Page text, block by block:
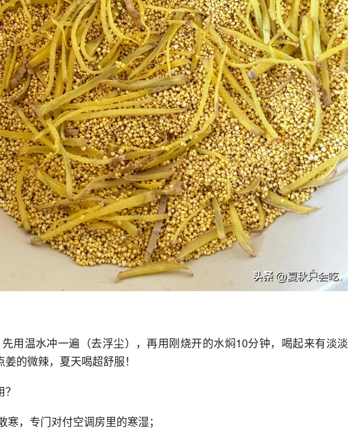
用温水冲一遍（去浮尘），再用刚烧开的水焖10分钟，喝起来有淡淡
的微辣，夏天喝超舒服！
，专门对付空调房里的寒湿；